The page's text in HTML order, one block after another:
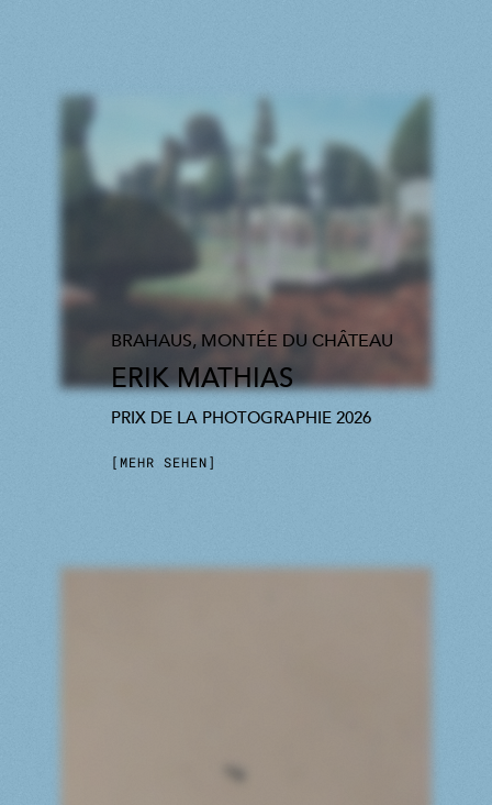
BRAHAUS, MONTÉE DU CHÂTEAU
ERIK MATHIAS
PRIX DE LA PHOTOGRAPHIE 2026
MEHR SEHEN